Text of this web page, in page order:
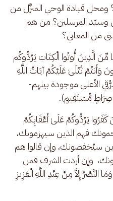
ومحل قيادة الوحي المنزَّل من
وسيّد المرسلين؟ من هم
من المعاني؟
مِّنَ الَّذِينَ أُوتُوا الْكِتَابَ يَرُدُّوكُم
وَأَنتُمْ تُتْلَىٰ عَلَيْكُمْ آيَاتُ اللَّهِ
الأعلى موجودة بينهم-
صِرَاطٍ مُّسْتَقِيمٍ).
كَفَرُوا يَرُدُّوكُمْ عَلَىٰ أَعْقَابِكُمْ
فهم الذين سيهزمونك،
سيُخفضونك، وإن قالوا هم
وإن أردت الشرف فمن
إِلاَّ مِنْ عِنْدِ اللَّهِ الْعَزِيزِ